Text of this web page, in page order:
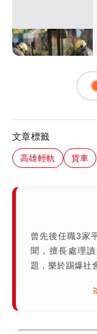
文章標籤
高雄輕軌 貨車
曾先後任職3家
聞，擅長處理
題，樂於踢爆社